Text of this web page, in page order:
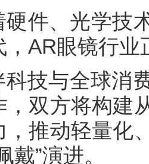
硬件、光学技
AR眼镜行
技与全球消
，双方将构建
，推动轻量化
戴”演进。